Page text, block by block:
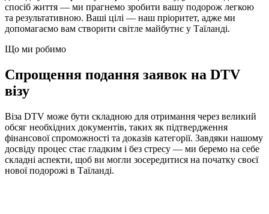
спосіб життя — ми прагнемо зробити вашу подорож легкою
та результативною. Ваші цілі — наш пріоритет, адже ми
допомагаємо вам створити світле майбутнє у Таїланді.
Що ми робимо
Спрощення подання заявок на DTV
візу
Віза DTV може бути складною для отримання через великий
обсяг необхідних документів, таких як підтвердження
фінансової спроможності та доказів категорії. Завдяки нашому
досвіду процес стає гладким і без стресу — ми беремо на себе
складні аспекти, щоб ви могли зосередитися на початку своєї
нової подорожі в Таїланді.